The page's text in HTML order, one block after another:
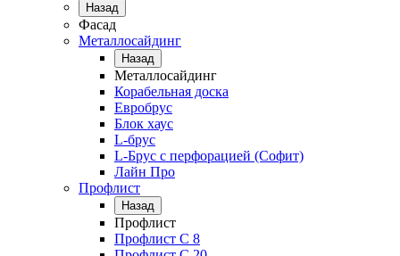
Назад
Фасад
Металлосайдинг
Назад
Металлосайдинг
Корабельная доска
Евробрус
Блок хаус
L-брус
L-Брус с перфорацией (Софит)
Лайн Про
Профлист
Назад
Профлист
Профлист С 8